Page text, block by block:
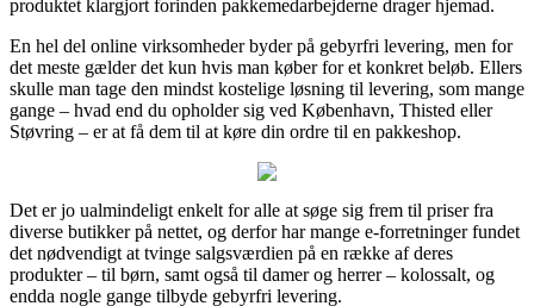
produktet klargjort forinden pakkemedarbejderne drager hjemad.
En hel del online virksomheder byder på gebyrfri levering, men for
det meste gælder det kun hvis man køber for et konkret beløb. Ellers
skulle man tage den mindst kostelige løsning til levering, som mange
gange – hvad end du opholder sig ved København, Thisted eller
Støvring – er at få dem til at køre din ordre til en pakkeshop.
Det er jo ualmindeligt enkelt for alle at søge sig frem til priser fra
diverse butikker på nettet, og derfor har mange e-forretninger fundet
det nødvendigt at tvinge salgsværdien på en række af deres
produkter – til børn, samt også til damer og herrer – kolossalt, og
endda nogle gange tilbyde gebyrfri levering.